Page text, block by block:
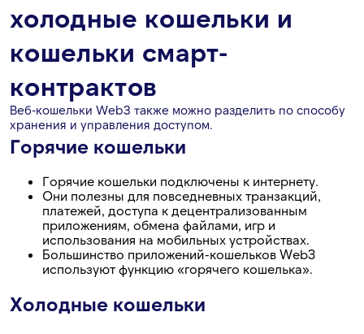
холодные кошельки и
кошельки смарт-
контрактов
Веб-кошельки Web3 также можно разделить по способу
хранения и управления доступом.
Горячие кошельки
Горячие кошельки подключены к интернету.
Они полезны для повседневных транзакций,
платежей, доступа к децентрализованным
приложениям, обмена файлами, игр и
использования на мобильных устройствах.
Большинство приложений-кошельков Web3
используют функцию «горячего кошелька».
Холодные кошельки